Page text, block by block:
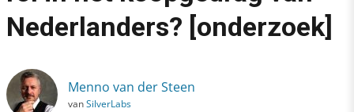
Speelt duurzaamheid een rol in het koopgedrag van
Nederlanders? [onderzoek]
Menno van der Steen
vanSilverLabs